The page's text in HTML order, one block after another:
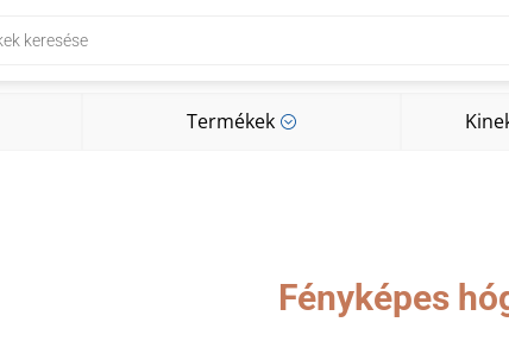
Termékek ;
Fényképes